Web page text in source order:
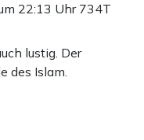
22:13 Uhr 734T
lustig. Der
des Islam.